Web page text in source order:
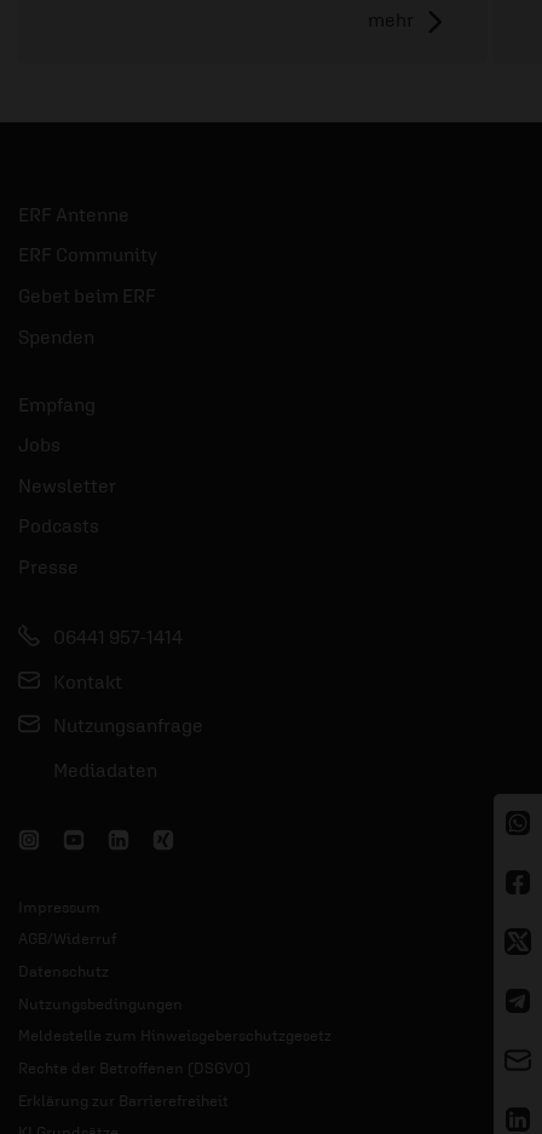
mehr
ERF Antenne
ERF Community
Gebet beim ERF
Spenden
Empfang
Jobs
Newsletter
Podcasts
Presse
06441 957-1414
Kontakt
Nutzungsanfrage
Mediadaten
Impressum
AGB/Widerruf
Datenschutz
Nutzungsbedingungen
Meldestelle zum Hinweisgeberschutzgesetz
Rechte der Betroffenen (DSGVO)
Erklärung zur Barrierefreiheit